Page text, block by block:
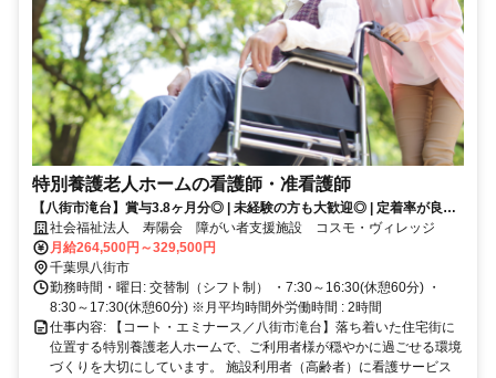
特別養護老人ホームの看護師・准看護師
【八街市滝台】賞与3.8ヶ月分◎ | 未経験の方も大歓迎◎ | 定着率が良い
施設♪社会福祉法人 寿陽会 障がい者支援施設 コスモ・ヴィレッジ
月給264,500円～329,500円
千葉県八街市
勤務時間・曜日: 交替制（シフト制） ・7:30～16:30(休憩60分) ・
8:30～17:30(休憩60分) ※月平均時間外労働時間 : 2時間
仕事内容: 【コート・エミナース／八街市滝台】落ち着いた住宅街に
位置する特別養護老人ホームで、ご利用者様が穏やかに過ごせる環境
づくりを大切にしています。 施設利用者（高齢者）に看護サービス